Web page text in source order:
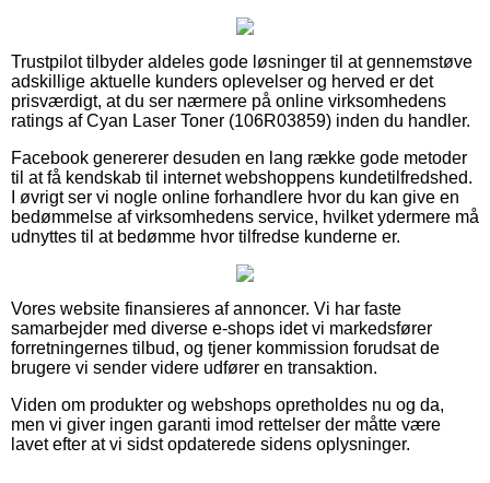
Trustpilot tilbyder aldeles gode løsninger til at gennemstøve
adskillige aktuelle kunders oplevelser og herved er det
prisværdigt, at du ser nærmere på online virksomhedens
ratings af Cyan Laser Toner (106R03859) inden du handler.
Facebook genererer desuden en lang række gode metoder
til at få kendskab til internet webshoppens kundetilfredshed.
I øvrigt ser vi nogle online forhandlere hvor du kan give en
bedømmelse af virksomhedens service, hvilket ydermere må
udnyttes til at bedømme hvor tilfredse kunderne er.
Vores website finansieres af annoncer. Vi har faste
samarbejder med diverse e-shops idet vi markedsfører
forretningernes tilbud, og tjener kommission forudsat de
brugere vi sender videre udfører en transaktion.
Viden om produkter og webshops opretholdes nu og da,
men vi giver ingen garanti imod rettelser der måtte være
lavet efter at vi sidst opdaterede sidens oplysninger.